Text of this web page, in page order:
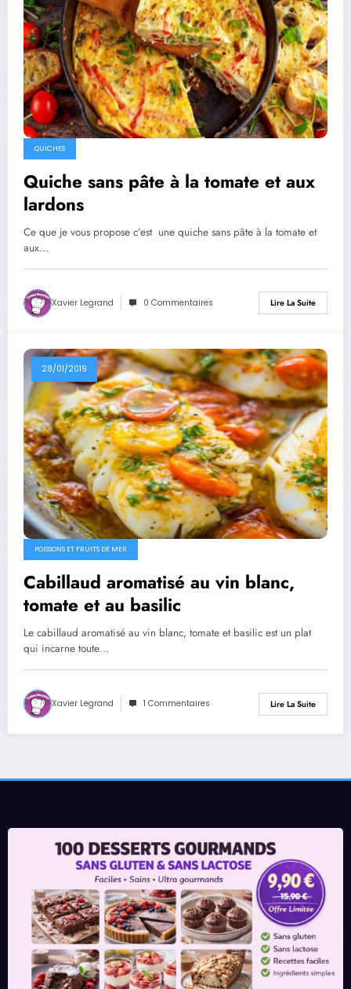
QUICHES
Quiche sans pâte à la tomate et aux
lardons
Ce que je vous propose c’est une quiche sans pâte à la tomate et
aux…
Xavier Legrand 0 Commentaires Lire La Suite
28/01/2019
POISSONS ET FRUITS DE MER
Cabillaud aromatisé au vin blanc,
tomate et au basilic
Le cabillaud aromatisé au vin blanc, tomate et basilic est un plat
qui incarne toute…
Xavier Legrand 1 Commentaires Lire La Suite